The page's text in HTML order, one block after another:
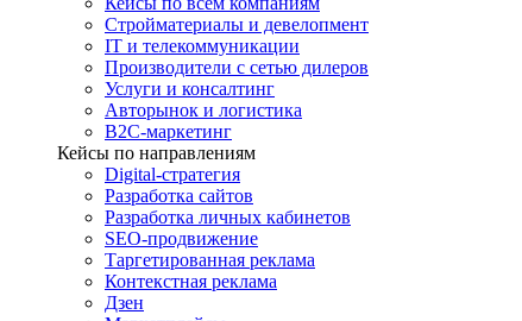
Стройматериалы и девелопмент
IT и телекоммуникации
Производители с сетью дилеров
Услуги и консалтинг
Авторынок и логистика
B2С-маркетинг
Кейсы по направлениям
Digital-стратегия
Разработка сайтов
Разработка личных кабинетов
SEO-продвижение
Таргетированная реклама
Контекстная реклама
Дзен